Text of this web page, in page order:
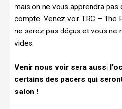
mais on ne vous apprendra pas
compte. Venez voir TRC – The
ne serez pas déçus et vous ne
vides.
Venir nous voir sera aussi
certains des pacers qui
salon !